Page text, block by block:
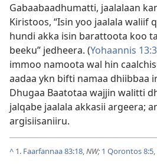
Gabaabaadhumatti, jaalalaan
Kiristoos, “Isin yoo jaalala waliif
hundi akka isin barattoota koo
beeku” jedheera. (Yohaannis
immoo namoota wal hin
aadaa ykn bifti namaa dhiibbaa
Dhugaa Baatotaa wajjin walitti
jalqabe jaalala akkasii argeera;
argisiisaniiru.
^ 1. Faarfannaa 83:18,NW; 1 Qorontos 8:5,